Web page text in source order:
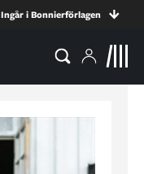
Ingår i Bonnierförlagen